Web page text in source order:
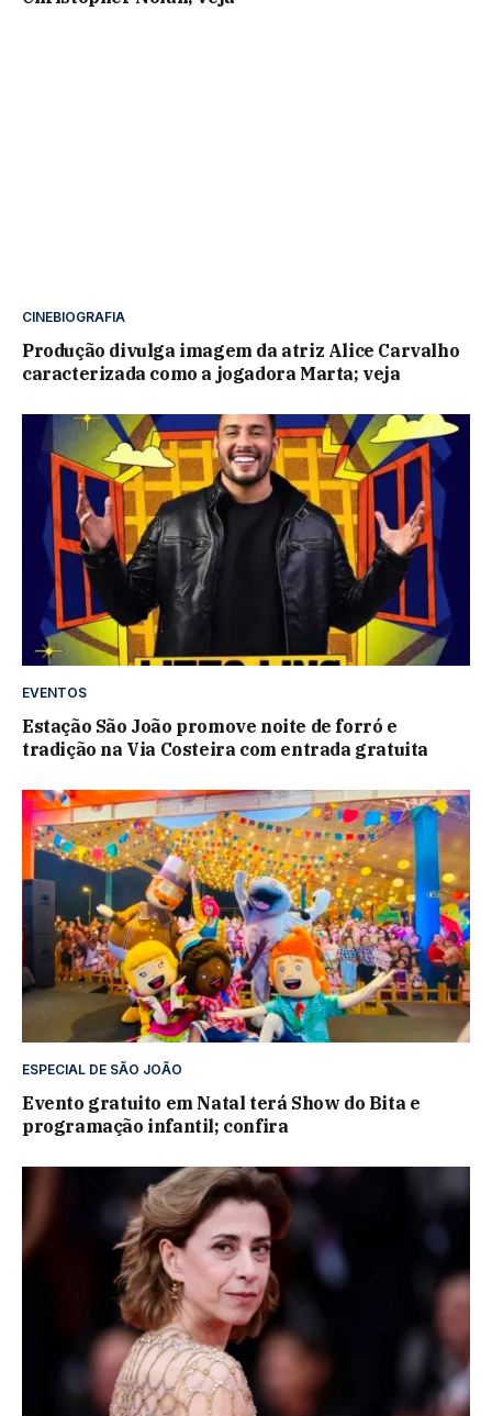
CINEBIOGRAFIA
Produção divulga imagem da atriz Alice Carvalho
caracterizada como a jogadora Marta; veja
EVENTOS
Estação São João promove noite de forró e
tradição na Via Costeira com entrada gratuita
ESPECIAL DE SÃO JOÃO
Evento gratuito em Natal terá Show do Bita e
programação infantil; confira